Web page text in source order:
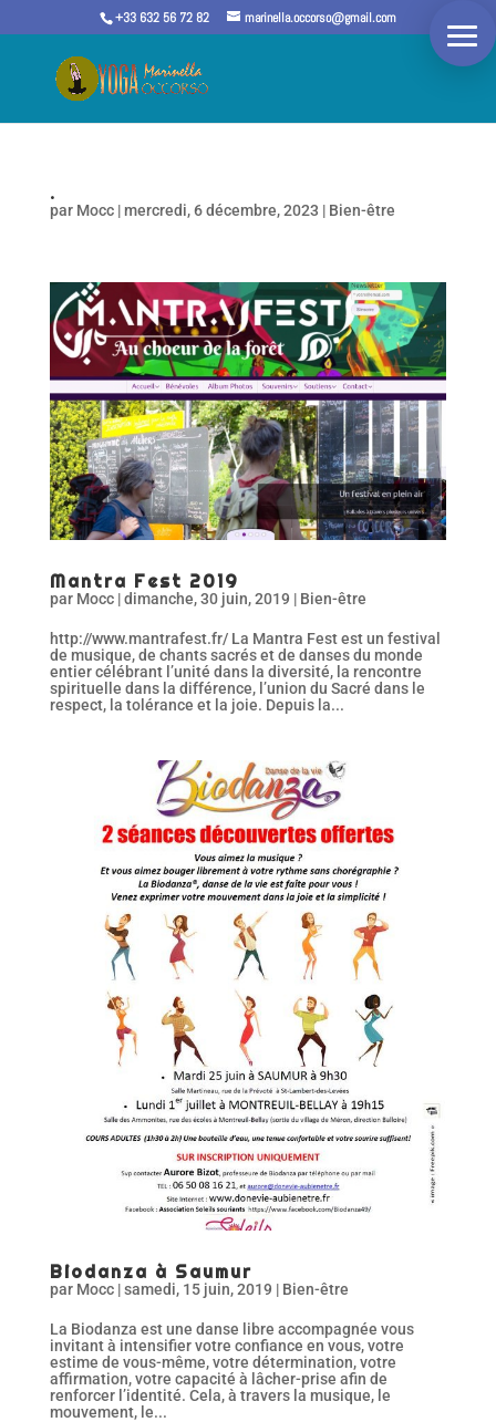
+33 632 56 72 82 marinella.occorso@gmail.com
.
par Mocc|mercredi, 6 décembre, 2023 | Bien-être
Mantra Fest 2019
par Mocc|dimanche, 30 juin, 2019 | Bien-être
http://www.mantrafest.fr/ La Mantra Fest est un festival
de musique, de chants sacrés et de danses du monde
entier célébrant l’unité dans la diversité, la rencontre
spirituelle dans la différence, l’union du Sacré dans le
respect, la tolérance et la joie. Depuis la...
Biodanza à Saumur
par Mocc|samedi, 15 juin, 2019 | Bien-être
La Biodanza est une danse libre accompagnée vous
invitant à intensifier votre confiance en vous, votre
estime de vous-même, votre détermination, votre
affirmation, votre capacité à lâcher-prise afin de
renforcer l’identité. Cela, à travers la musique, le
mouvement, le...